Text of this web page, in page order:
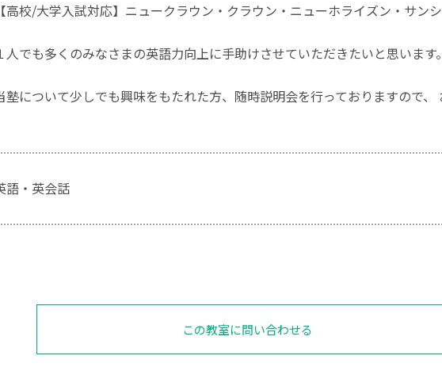
【高校/大学入試対応】ニュークラウン・クラウン・ニューホライズン・サン
人でも多くのみなさまの英語力向上に手助けさせていただきたいと思います。
塾について少しでも興味をもたれた方、随時説明会を行っておりますので、
語・英会話
この教室に問い合わせる